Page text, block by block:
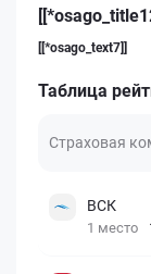
[[*osago_text7]]
Таблица
Страховая
ВСК
1 место